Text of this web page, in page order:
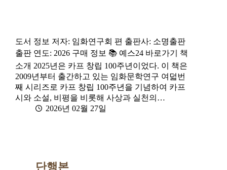
도서 정보 저자: 임화연구회 편 출판사: 소명출판
출판 연도: 2026 구매 정보 📚 예스24 바로가기 책
소개 2025년은 카프 창립 100주년이었다. 이 책은
2009년부터 출간하고 있는 임화문학연구 여덟번
째 시리즈로 카프 창립 100주년을 기념하여 카프
시와 소설, 비평을 비롯해 사상과 실천의…
2026년 02월 27일
단행본